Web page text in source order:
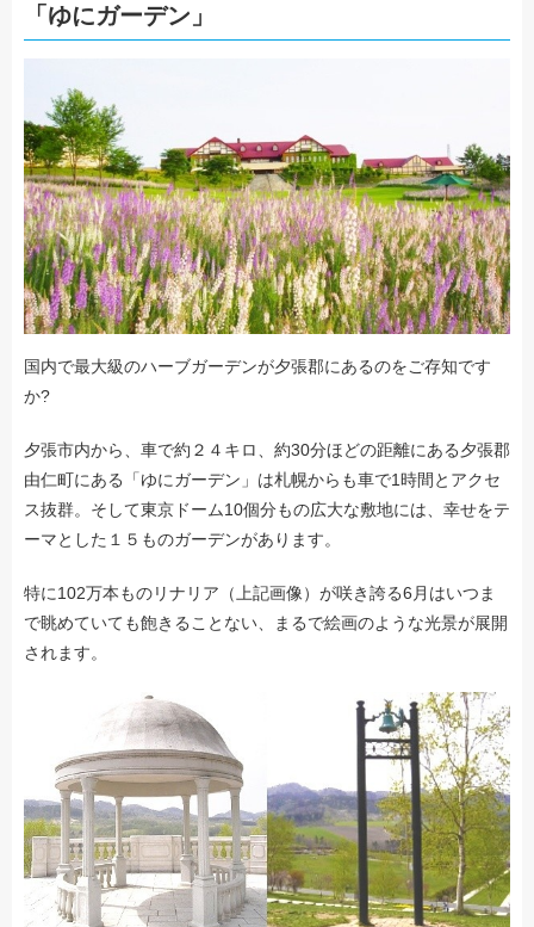
「ゆにガーデン」
国内で最大級のハーブガーデンが夕張郡にあるのをご存知です
か?
夕張市内から、車で約２４キロ、約30分ほどの距離にある夕張郡
由仁町にある「ゆにガーデン」は札幌からも車で1時間とアクセ
ス抜群。そして東京ドーム10個分もの広大な敷地には、幸せをテ
ーマとした１５ものガーデンがあります。
特に102万本ものリナリア（上記画像）が咲き誇る6月はいつま
で眺めていても飽きることない、まるで絵画のような光景が展開
されます。